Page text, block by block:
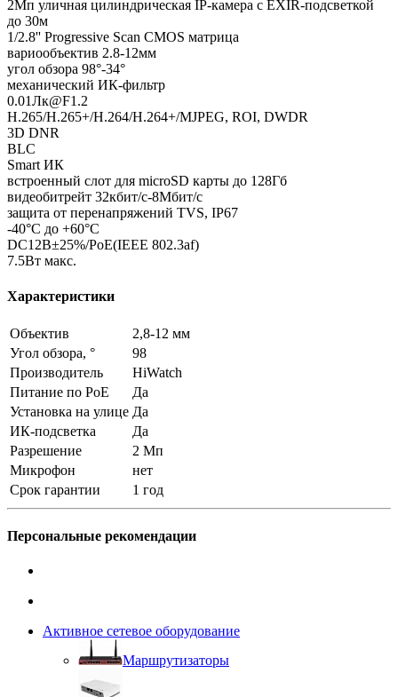
2Мп уличная цилиндрическая IP-камера с EXIR-подсветкой
до 30м
1/2.8'' Progressive Scan CMOS матрица
вариообъектив 2.8-12мм
угол обзора 98°-34°
механический ИК-фильтр
0.01Лк@F1.2
H.265/H.265+/H.264/H.264+/MJPEG, ROI, DWDR
3D DNR
BLC
Smart ИК
встроенный слот для microSD карты до 128Гб
видеобитрейт 32кбит/с-8Мбит/с
защита от перенапряжений TVS, IP67
-40°C до +60°C
DC12В±25%/PoE(IEEE 802.3af)
7.5Вт макс.
Характеристики
Объектив
2,8-12 мм
Угол обзора, °
98
Производитель
HiWatch
Питание по PoE
Да
Установка на улице Да
ИК-подсветка
Да
Разрешение
2 Мп
Микрофон
нет
Срок гарантии
1 год
Персональные рекомендации
Активное сетевое оборудование
Маршрутизаторы